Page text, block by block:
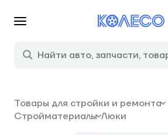
Товары для стройки и ремонта
Стройматериалы Люки